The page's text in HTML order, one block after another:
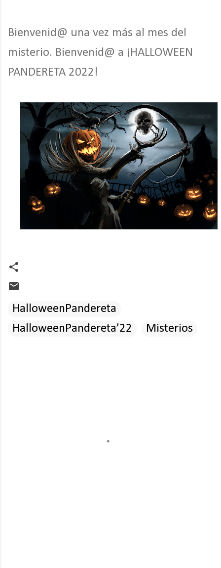
Bienvenid@ una vez más al mes del
misterio. Bienvenid@ a ¡HALLOWEEN
PANDERETA 2022!
HalloweenPandereta
HalloweenPandereta’22
Misterios